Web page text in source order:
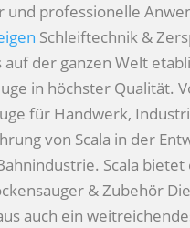
professionelle
Schleiftechnik &
der ganzen Welt
in höchster Qualität.
für Handwerk,
von Scala in der
Scala
& Zubehör
auch ein